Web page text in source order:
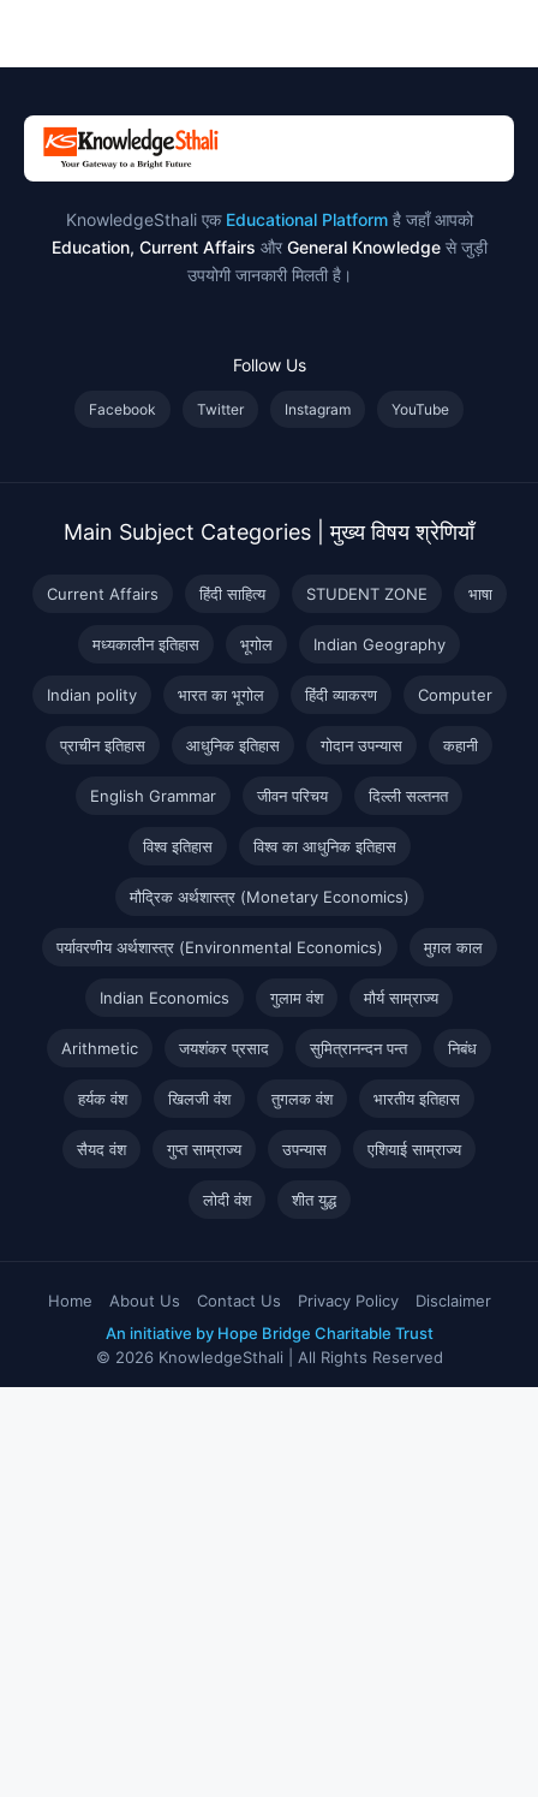
KnowledgeSthali एक Educational Platformहै जहाँ आपको
Education, Current Affairs और General Knowledgeसे जुड़ी
उपयोगी जानकारी मिलती है।
Follow Us
Facebook Twitter Instagram YouTube
Main Subject Categories | मुख्य विषय श्रेणियाँ
Current Affairs हिंदी साहित्य STUDENT ZONE भाषा
मध्यकालीन इतिहास भूगोल Indian Geography
Indian polity भारत का भूगोल हिंदी व्याकरण Computer
प्राचीन इतिहास आधुनिक इतिहास गोदान उपन्यास कहानी
English Grammar जीवन परिचय दिल्ली सल्तनत
विश्व इतिहास विश्व का आधुनिक इतिहास
मौद्रिक अर्थशास्त्र (Monetary Economics)
पर्यावरणीय अर्थशास्त्र (Environmental Economics) मुग़ल काल
Indian Economics गुलाम वंश मौर्य साम्राज्य
Arithmetic जयशंकर प्रसाद सुमित्रानन्दन पन्त निबंध
हर्यक वंश खिलजी वंश तुगलक वंश भारतीय इतिहास
सैयद वंश गुप्त साम्राज्य उपन्यास एशियाई साम्राज्य
लोदी वंश शीत युद्ध
Home About Us Contact Us Privacy Policy
Disclaimer
An initiative by Hope Bridge Charitable Trust
© 2026 KnowledgeSthali | All Rights Reserved